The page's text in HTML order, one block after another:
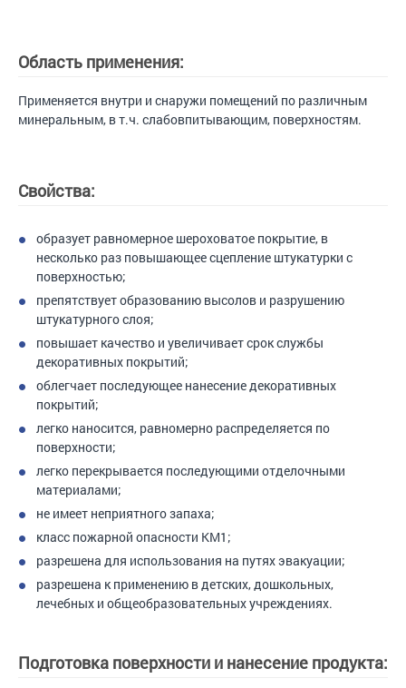
Область применения:
Применяется внутри и снаружи помещений по различным
минеральным, в т.ч. слабовпитывающим, поверхностям.
Свойства:
образует равномерное шероховатое покрытие, в
несколько раз повышающее сцепление штукатурки с
поверхностью;
препятствует образованию высолов и разрушению
штукатурного слоя;
повышает качество и увеличивает срок службы
декоративных покрытий;
облегчает последующее нанесение декоративных
покрытий;
легко наносится, равномерно распределяется по
поверхности;
легко перекрывается последующими отделочными
материалами;
не имеет неприятного запаха;
класс пожарной опасности КМ1;
разрешена для использования на путях эвакуации;
разрешена к применению в детских, дошкольных,
лечебных и общеобразовательных учреждениях.
Подготовка поверхности и нанесение продукта: